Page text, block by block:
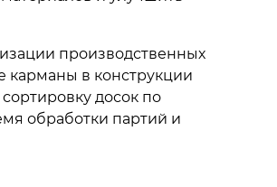
производственных
карманы в конструкции
досок по
обработки партий и